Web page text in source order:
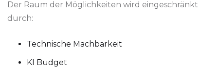
Der Raum der Möglichkeiten wird eingeschränkt
durch:
Technische Machbarkeit
KI Budget